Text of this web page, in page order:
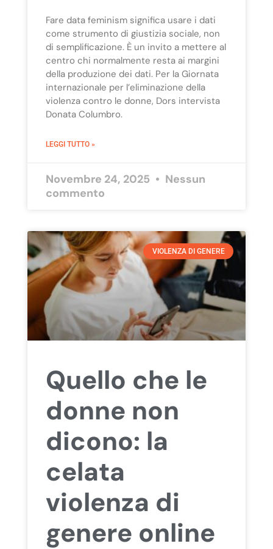
Fare data feminism significa usare i dati
come strumento di giustizia sociale, non
di semplificazione. È un invito a mettere al
centro chi normalmente resta ai margini
della produzione dei dati. Per la Giornata
internazionale per l’eliminazione della
violenza contro le donne, Dors intervista
Donata Columbro.
LEGGI TUTTO »
Novembre 24, 2025
Nessun
commento
VIOLENZA DI GENERE
Quello che le
donne non
dicono: la
celata
violenza di
genere online